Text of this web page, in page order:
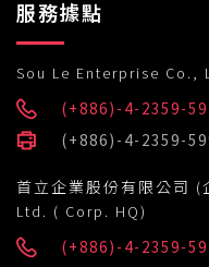
服務據點
Sou Le Enterprise Co.,
(+886)-4-2359-
(+886)-4-2359-
首立企業股份有限公司
Ltd. ( Corp. HQ)
(+886)-4-2359-